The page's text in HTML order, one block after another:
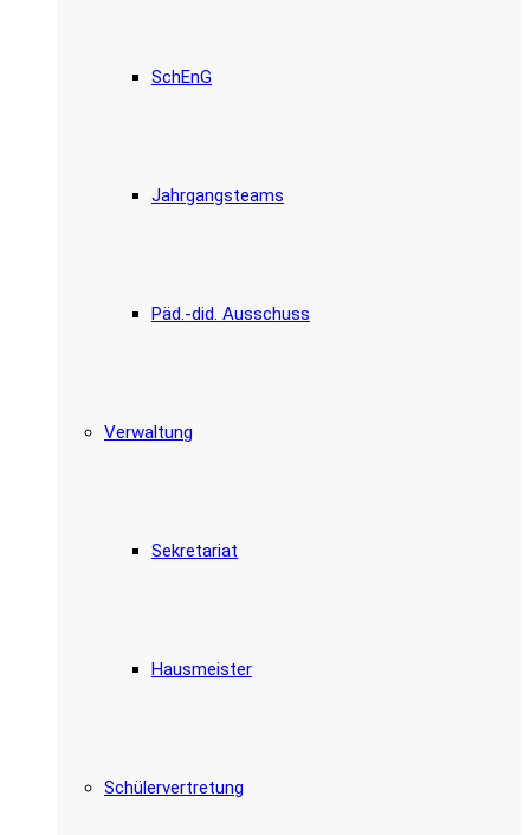
SchEnG
Jahrgangsteams
Päd.-did. Ausschuss
Verwaltung
Sekretariat
Hausmeister
Schülervertretung